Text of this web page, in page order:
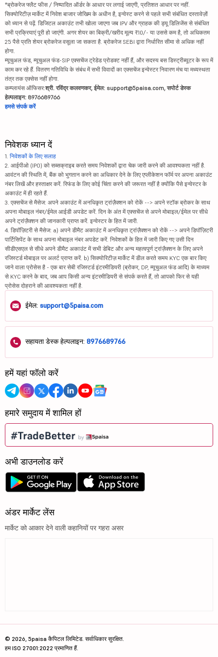
*ब्रोकरेज फ्लैट फीस / निष्पादित ऑर्डर के आधार पर लगाई जाएगी, प्रतिशत आधार पर नहीं.
सिक्योरिटीज़ मार्केट में निवेश बाजार जोखिम के अधीन है, इन्वेस्ट करने से पहले सभी संबंधित दस्तावेज़ों
को ध्यान से पढ़ें. डिजिटल अकाउंट तभी खोला जाएगा जब IPV और ग्राहक की ड्यू डिलिजेंस से संबंधित
सभी प्रक्रियाएं पूरी हो जाएंगी. अगर शेयर का बिक्री/खरीद मूल्य ₹10/- या उससे कम है, तो अधिकतम
25 पैसे प्रति शेयर ब्रोकरेज वसूला जा सकता है. ब्रोकरेज SEBI द्वारा निर्धारित सीमा से अधिक नहीं
होगा.
म्यूचुअल फंड, म्यूचुअल फंड-SIP एक्सचेंज ट्रेडेड प्रोडक्ट नहीं हैं, और सदस्य बस डिस्ट्रीब्यूटर के रूप में
काम कर रहे हैं. वितरण गतिविधि के संबंध में सभी विवादों का एक्सचेंज इन्वेस्टर निवारण मंच या मध्यस्थता
तंत्र तक एक्सेस नहीं होगा.
कम्प्लायंस ऑफिसर:श्री. रविंद्र कलवणकर, ईमेल: support@5paisa.com, सपोर्ट डेस्क
हेल्पलाइन: 8976689766
हमसे संपर्क करें
निवेशक ध्यान दें
1. निवेशकों के लिए सलाह
2. आईपीओ (IPO) को सब्सक्राइब करते समय निवेशकों द्वारा चेक जारी करने की आवश्यकता नहीं है.
आवंटन की स्थिति में, बैंक को भुगतान करने का अधिकार देने के लिए एप्लीकेशन फॉर्म पर अपना अकाउंट
नंबर लिखें और हस्ताक्षर करें. रिफंड के लिए कोई चिंता करने की जरूरत नहीं है क्योंकि पैसे इन्वेस्टर के
अकाउंट में ही रहते हैं.
3. एक्सचेंज से मैसेज: अपने अकाउंट में अनधिकृत ट्रांज़ैक्शन को रोकें --> अपने स्टॉक ब्रोकर के साथ
अपना मोबाइल नंबर/ईमेल आईडी अपडेट करें. दिन के अंत में एक्सचेंज से अपने मोबाइल/ईमेल पर सीधे
अपने ट्रांज़ैक्शन की जानकारी प्राप्त करें. इन्वेस्टर के हित में जारी.
4. डिपॉज़िटरी से मैसेज: a) अपने डीमैट अकाउंट में अनधिकृत ट्रांज़ैक्शन को रोकें --> अपने डिपॉज़िटरी
पार्टिसिपेंट के साथ अपना मोबाइल नंबर अपडेट करें. निवेशकों के हित में जारी किए गए उसी दिन
सीडीएसएल से सीधे अपने डीमैट अकाउंट में सभी डेबिट और अन्य महत्वपूर्ण ट्रांज़ैक्शन के लिए अपने
रजिस्टर्ड मोबाइल पर अलर्ट प्राप्त करें. b) सिक्योरिटीज़ मार्केट में डील करते समय KYC एक बार किए
जाने वाला प्रोसेस है - एक बार सेबी रजिस्टर्ड इंटरमीडियरी (ब्रोकर, DP, म्यूचुअल फंड आदि) के माध्यम
से KYC करने के बाद, जब आप किसी अन्य इंटरमीडियरी से संपर्क करते हैं, तो आपको फिर से यही
प्रोसेस दोहराने की आवश्यकता नहीं है.
ईमेल: support@5paisa.com
सहायता डेस्क हेल्पलाइन: 8976689766
हमें यहां फॉलो करें
हमारे समुदाय में शामिल हों
अभी डाउनलोड करें
अंडर मार्केट लेंस
मार्केट को आकार देने वाली कहानियों पर गहरा असर
© 2026, 5paisa कैपिटल लिमिटेड. सर्वाधिकार सुरक्षित.
हम ISO 27001:2022 प्रमाणित हैं.